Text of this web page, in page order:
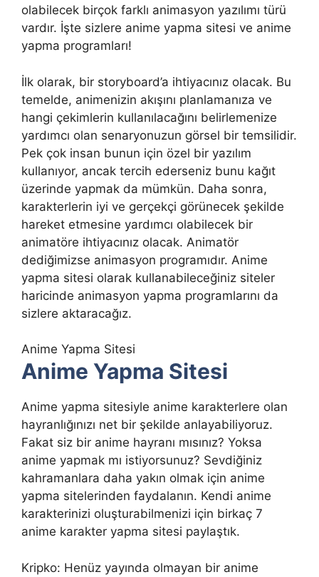
olabilecek birçok farklı animasyon yazılımı türü
vardır. İşte sizlere anime yapma sitesi ve anime
yapma programları!
İlk olarak, bir storyboard’a ihtiyacınız olacak. Bu
temelde, animenizin akışını planlamanıza ve
hangi çekimlerin kullanılacağını belirlemenize
yardımcı olan senaryonuzun görsel bir temsilidir.
Pek çok insan bunun için özel bir yazılım
kullanıyor, ancak tercih ederseniz bunu kağıt
üzerinde yapmak da mümkün. Daha sonra,
karakterlerin iyi ve gerçekçi görünecek şekilde
hareket etmesine yardımcı olabilecek bir
animatöre ihtiyacınız olacak. Animatör
dediğimizse animasyon programıdır. Anime
yapma sitesi olarak kullanabileceğiniz siteler
haricinde animasyon yapma programlarını da
sizlere aktaracağız.
Anime Yapma Sitesi
Anime Yapma Sitesi
Anime yapma sitesiyle anime karakterlere olan
hayranlığınızı net bir şekilde anlayabiliyoruz.
Fakat siz bir anime hayranı mısınız? Yoksa
anime yapmak mı istiyorsunuz? Sevdiğiniz
kahramanlara daha yakın olmak için anime
yapma sitelerinden faydalanın. Kendi anime
karakterinizi oluşturabilmenizi için birkaç 7
anime karakter yapma sitesi paylaştık.
Kripko: Henüz yayında olmayan bir anime